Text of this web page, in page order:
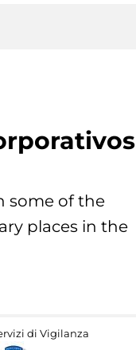
some of the
places in the
di Vigilanza